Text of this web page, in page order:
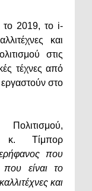
το 2019, το i-
και
στις
τέχνες από
στο
κ. Tίμπορ
που
είναι το
και